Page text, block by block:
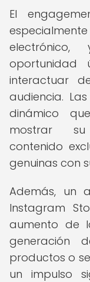
El
interactuar
audiencia.
dinámico
mostrar su
contenido
genuinas con
Además, un
Instagram
aumento de
generación
productos o
un impulso